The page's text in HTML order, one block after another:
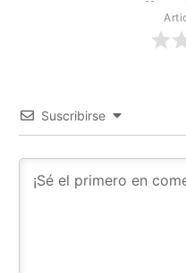
Suscribirse